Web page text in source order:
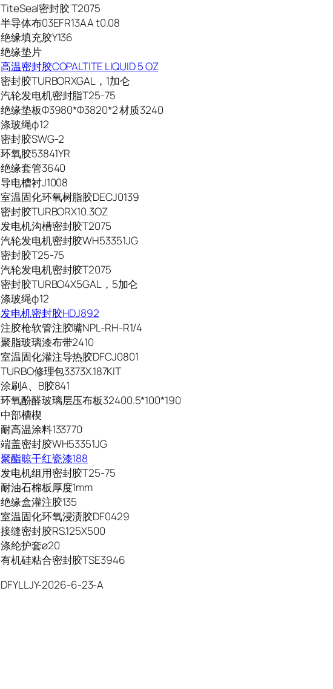
TiteSeal密封胶 T2075
半导体布03EFR13AA t0.08
绝缘填充胶Y136
绝缘垫片
高温密封胶COPALTITE LIQUID 5 OZ
密封胶TURBORXGAL，1加仑
汽轮发电机密封脂T25-75
绝缘垫板Φ3980*Φ3820*2 材质3240
涤玻绳φ12
密封胶SWG-2
环氧胶53841YR
绝缘套管3640
导电槽衬J1008
室温固化环氧树脂胶DECJ0139
密封胶TURBORX10.3OZ
发电机沟槽密封胶T2075
汽轮发电机密封胶WH53351JG
密封胶T25-75
汽轮发电机密封胶T2075
密封胶TURBO4X5GAL，5加仑
涤玻绳φ12
发电机密封胶HDJ892
注胶枪软管注胶嘴NPL-RH-R1/4
聚脂玻璃漆布带2410
室温固化灌注导热胶DFCJ0801
TURBO修理包3373X.187KIT
涂刷A、B胶841
环氧酚醛玻璃层压布板32400.5*100*190
中部槽楔
耐高温涂料133770
端盖密封胶WH53351JG
聚酯晾干红瓷漆188
发电机组用密封胶T25-75
耐油石棉板厚度1mm
绝缘盒灌注胶135
室温固化环氧浸渍胶DF0429
接缝密封胶RS.125X500
涤纶护套ø20
有机硅粘合密封胶TSE3946
DFYLLJY-2026-6-23-A